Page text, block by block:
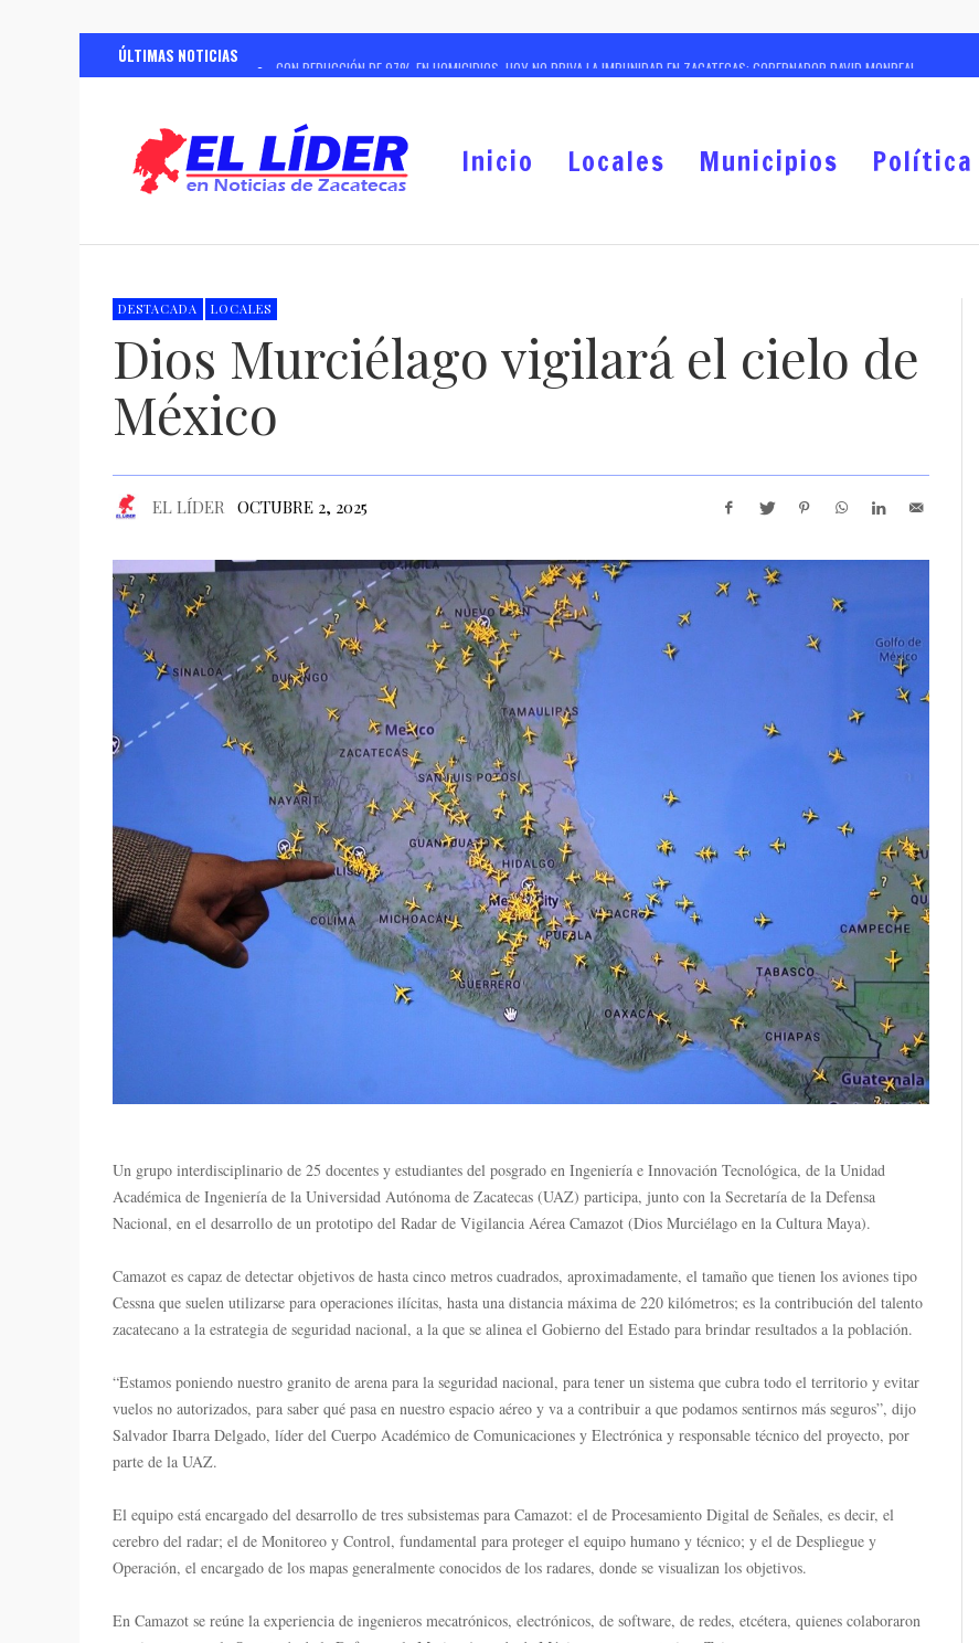
ÚLTIMAS NOTICIAS
CON REDUCCIÓN DE 97% EN HOMICIDIOS, HOY NO PRIVA LA IMPUNIDAD EN ZACATECAS: GOBERNADOR DAVID MONREAL
CONTINUARÁ SSZ CON ESTERILIZACIONES GRATUITAS EN PERROS Y GATOS DURANTE EL MES DE AGOSTO
SERÁ GUADALUPE EL PRIMER MUNICIPIO EN IZAR BANDERA BLANCA EN RESCATE DE SUS CARRETERAS: GOBERNADOR DAVID MONREAL
CONTINÚA GOBIERNO DE ZACATECAS CAMPAÑAS PERMANENTES DEL REGISTRO CIVIL DE APOYO A FAMILIAS, EN MUNICIPIOS
Inicio Locales Municipios Política
DESTACADA LOCALES
Dios Murciélago vigilará el cielo de
México
EL LÍDER OCTUBRE 2, 2025
Un grupo interdisciplinario de 25 docentes y estudiantes del posgrado en Ingeniería e Innovación Tecnológica, de la Unidad
Académica de Ingeniería de la Universidad Autónoma de Zacatecas (UAZ) participa, junto con la Secretaría de la Defensa
Nacional, en el desarrollo de un prototipo del Radar de Vigilancia Aérea Camazot (Dios Murciélago en la Cultura Maya).
Camazot es capaz de detectar objetivos de hasta cinco metros cuadrados, aproximadamente, el tamaño que tienen los aviones tipo
Cessna que suelen utilizarse para operaciones ilícitas, hasta una distancia máxima de 220 kilómetros; es la contribución del talento
zacatecano a la estrategia de seguridad nacional, a la que se alinea el Gobierno del Estado para brindar resultados a la población.
“Estamos poniendo nuestro granito de arena para la seguridad nacional, para tener un sistema que cubra todo el territorio y evitar
vuelos no autorizados, para saber qué pasa en nuestro espacio aéreo y va a contribuir a que podamos sentirnos más seguros”, dijo
Salvador Ibarra Delgado, líder del Cuerpo Académico de Comunicaciones y Electrónica y responsable técnico del proyecto, por
parte de la UAZ.
El equipo está encargado del desarrollo de tres subsistemas para Camazot: el de Procesamiento Digital de Señales, es decir, el
cerebro del radar; el de Monitoreo y Control, fundamental para proteger el equipo humano y técnico; y el de Despliegue y
Operación, el encargado de los mapas generalmente conocidos de los radares, donde se visualizan los objetivos.
En Camazot se reúne la experiencia de ingenieros mecatrónicos, electrónicos, de software, de redes, etcétera, quienes colaboraron